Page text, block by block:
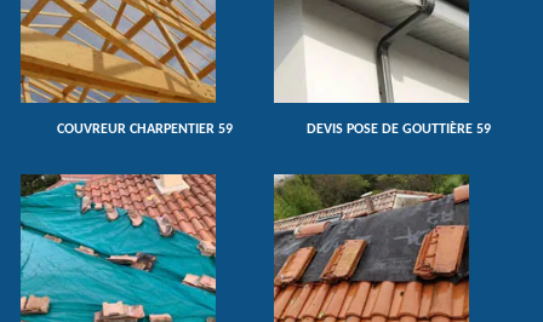
COUVREUR CHARPENTIER 59 DEVIS POSE DE GOUTTIÈRE 59